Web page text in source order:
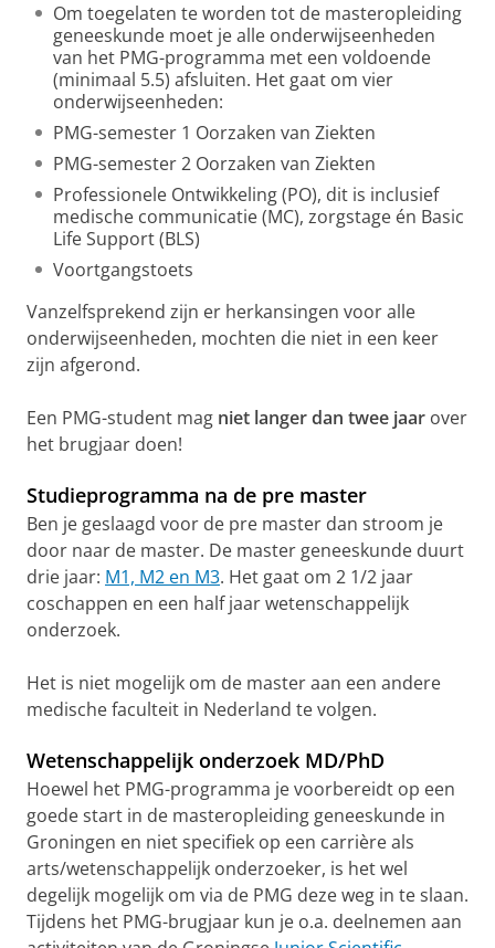
Om toegelaten te worden tot de masteropleiding
geneeskunde moet je alle onderwijseenheden
van het PMG-programma met een voldoende
(minimaal 5.5) afsluiten. Het gaat om vier
onderwijseenheden:
PMG-semester 1 Oorzaken van Ziekten
PMG-semester 2 Oorzaken van Ziekten
Professionele Ontwikkeling (PO), dit is inclusief
medische communicatie (MC), zorgstage én Basic
Life Support (BLS)
Voortgangstoets
Vanzelfsprekend zijn er herkansingen voor alle
onderwijseenheden, mochten die niet in een keer
zijn afgerond.
Een PMG-student mag niet langer dan twee jaar over
het brugjaar doen!
Studieprogramma na de pre master
Ben je geslaagd voor de pre master dan stroom je
door naar de master. De master geneeskunde duurt
drie jaar: M1, M2 en M3. Het gaat om 2 1/2 jaar
coschappen en een half jaar wetenschappelijk
onderzoek.
Het is niet mogelijk om de master aan een andere
medische faculteit in Nederland te volgen.
Wetenschappelijk onderzoek MD/PhD
Hoewel het PMG-programma je voorbereidt op een
goede start in de masteropleiding geneeskunde in
Groningen en niet specifiek op een carrière als
arts/wetenschappelijk onderzoeker, is het wel
degelijk mogelijk om via de PMG deze weg in te slaan.
Tijdens het PMG-brugjaar kun je o.a. deelnemen aan